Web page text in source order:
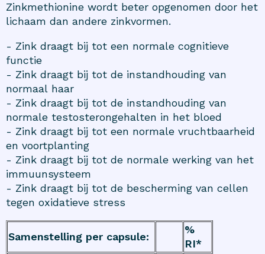
Zinkmethionine wordt beter opgenomen door het
lichaam dan andere zinkvormen.
- Zink draagt bij tot een normale cognitieve
functie
- Zink draagt bij tot de instandhouding van
normaal haar
- Zink draagt bij tot de instandhouding van
normale testosterongehalten in het bloed
- Zink draagt bij tot een normale vruchtbaarheid
en voortplanting
- Zink draagt bij tot de normale werking van het
immuunsysteem
- Zink draagt bij tot de bescherming van cellen
tegen oxidatieve stress
Samenstelling per capsule:
%
RI*